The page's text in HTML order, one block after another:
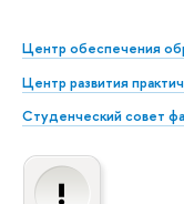
Центр обеспечения
Центр развития
Студенческий совет